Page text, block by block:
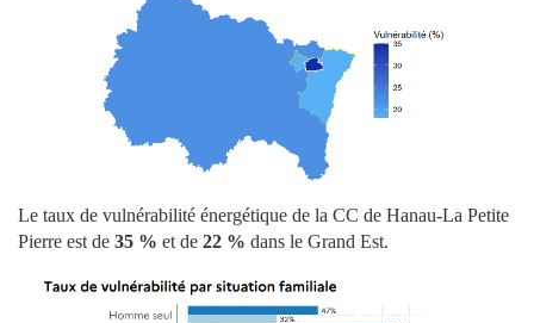
Le taux de vulnérabilité énergétique de la CC de Hanau-La Petite
Pierre est de 35 % et de 22 % dans le Grand Est.